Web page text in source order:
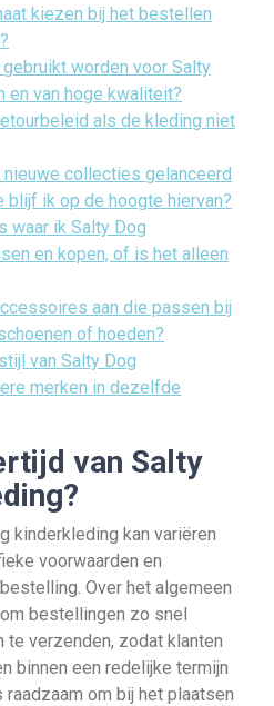
kiezen bij het bestellen
worden voor Salty
en van hoge kwaliteit?
als de kleding niet
collecties gelanceerd
blijf ik op de hoogte hiervan?
waar ik Salty Dog
en kopen, of is het alleen
aan die passen bij
of hoeden?
van Salty Dog
merken in dezelfde
van Salty
kinderkleding kan variëren
voorwaarden en
Over het algemeen
bestellingen zo snel
verzenden, zodat klanten
binnen een redelijke termijn
raadzaam om bij het plaatsen